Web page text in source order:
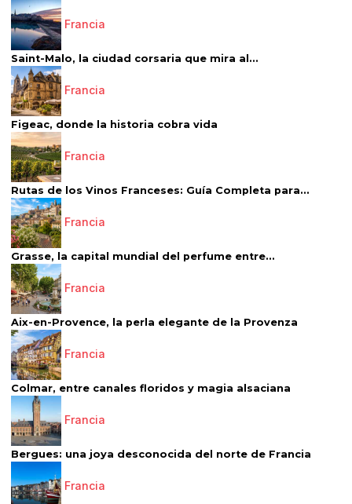
Francia
Saint-Malo, la ciudad corsaria que mira al...
Francia
Figeac, donde la historia cobra vida
Francia
Rutas de los Vinos Franceses: Guía Completa para...
Francia
Grasse, la capital mundial del perfume entre...
Francia
Aix-en-Provence, la perla elegante de la Provenza
Francia
Colmar, entre canales floridos y magia alsaciana
Francia
Bergues: una joya desconocida del norte de Francia
Francia